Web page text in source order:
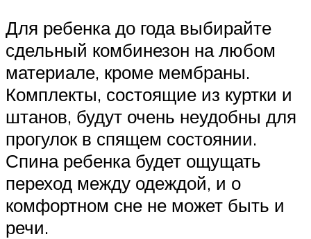
Для ребенка до года выбирайте
сдельный комбинезон на любом
материале, кроме мембраны.
Комплекты, состоящие из куртки и
штанов, будут очень неудобны для
прогулок в спящем состоянии.
Спина ребенка будет ощущать
переход между одеждой, и о
комфортном сне не может быть и
речи.